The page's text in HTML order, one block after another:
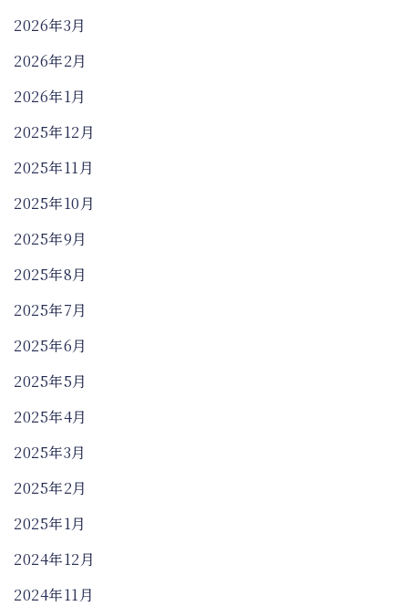
2026年3月
2026年2月
2026年1月
2025年12月
2025年11月
2025年10月
2025年9月
2025年8月
2025年7月
2025年6月
2025年5月
2025年4月
2025年3月
2025年2月
2025年1月
2024年12月
2024年11月